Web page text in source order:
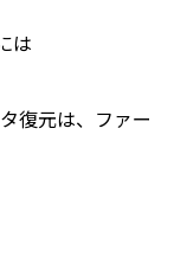
は
復元は、ファー